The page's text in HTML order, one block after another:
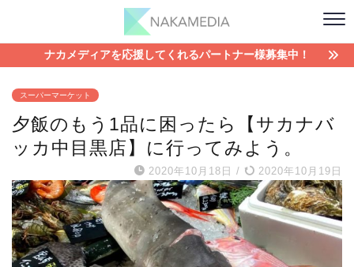
ナカメディアを応援してくれるパートナー様募集中！
スーパーマーケット
夕飯のもう1品に困ったら【サカナバ
ッカ中目黒店】に行ってみよう。
2020年10月18日 / 2020年10月19日